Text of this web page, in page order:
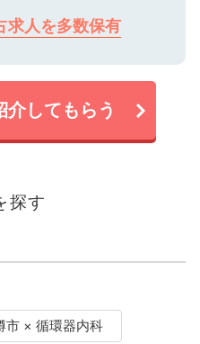
求人を多数保有
介してもらう
探す
市 × 循環器内科